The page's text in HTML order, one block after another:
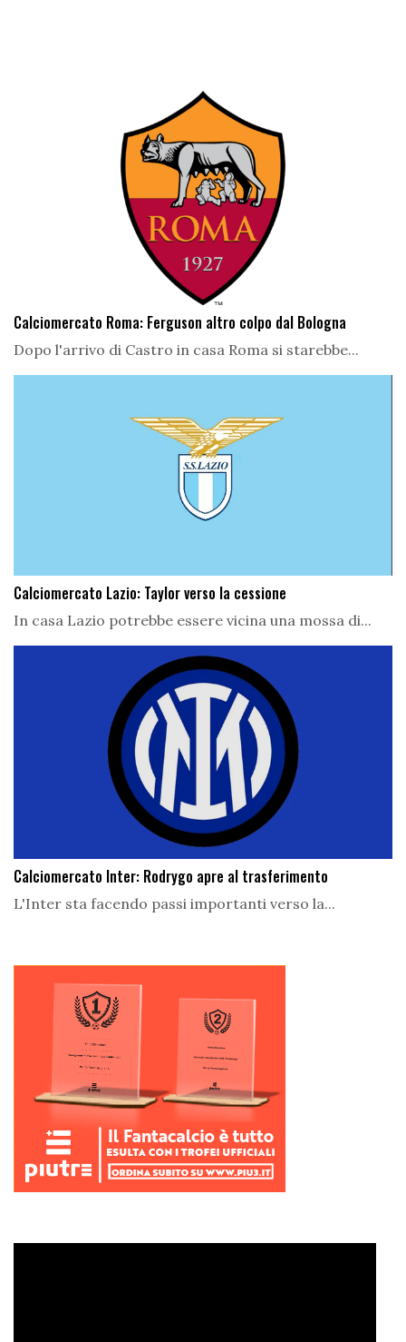
Calciomercato Roma: Ferguson altro colpo dal Bologna
Dopo l'arrivo di Castro in casa Roma si starebbe...
Calciomercato Lazio: Taylor verso la cessione
In casa Lazio potrebbe essere vicina una mossa di...
Calciomercato Inter: Rodrygo apre al trasferimento
L'Inter sta facendo passi importanti verso la...